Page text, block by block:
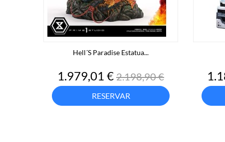
Hell´s Paradise Estatua...
Precio
1.979,01 €Precio
base
2.198,90 €
RESERVAR